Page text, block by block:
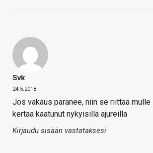
Svk
24.5.2018
Jos vakaus paranee, niin se riittää mulle
kertaa kaatunut nykyisillä ajureilla
Kirjaudu sisään vastataksesi